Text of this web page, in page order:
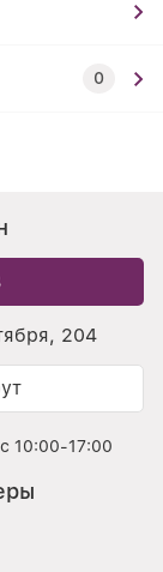
0
204
10:00-17:00